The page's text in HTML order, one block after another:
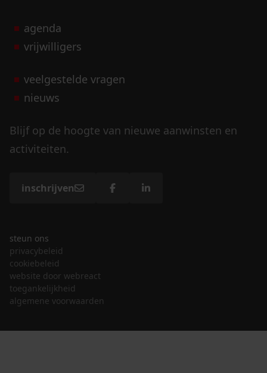
agenda
vrijwilligers
veelgestelde vragen
nieuws
Blijf op de hoogte van nieuwe aanwinsten en
activiteiten.
inschrijven
steun ons
privacybeleid
cookiebeleid
website door webreact
toegankelijkheid
algemene voorwaarden